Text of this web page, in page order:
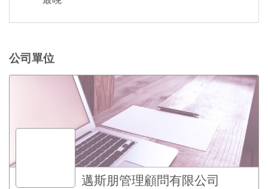
公司單位
邁斯朋管理顧問有限公司